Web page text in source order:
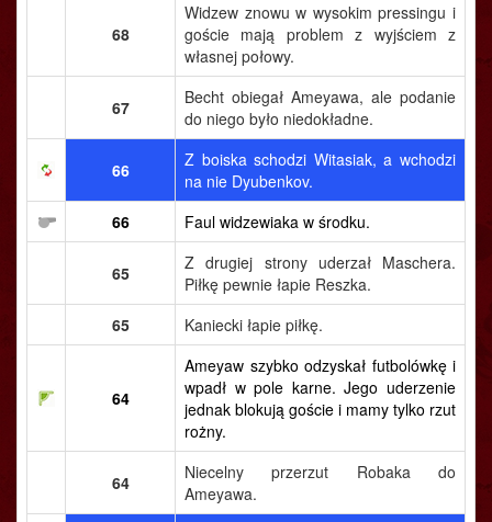
68
Widzew znowu w wysokim pressingu i
goście mają problem z wyjściem z
własnej połowy.
67
Becht obiegał Ameyawa, ale podanie
do niego było niedokładne.
66
Z boiska schodzi Witasiak, a wchodzi
na nie Dyubenkov.
66
Faul widzewiaka w środku.
65
Z drugiej strony uderzał Maschera.
Piłkę pewnie łapie Reszka.
65
Kaniecki łapie piłkę.
64
Ameyaw szybko odzyskał futbolówkę i
wpadł w pole karne. Jego uderzenie
jednak blokują goście i mamy tylko rzut
rożny.
64
Niecelny przerzut Robaka do
Ameyawa.